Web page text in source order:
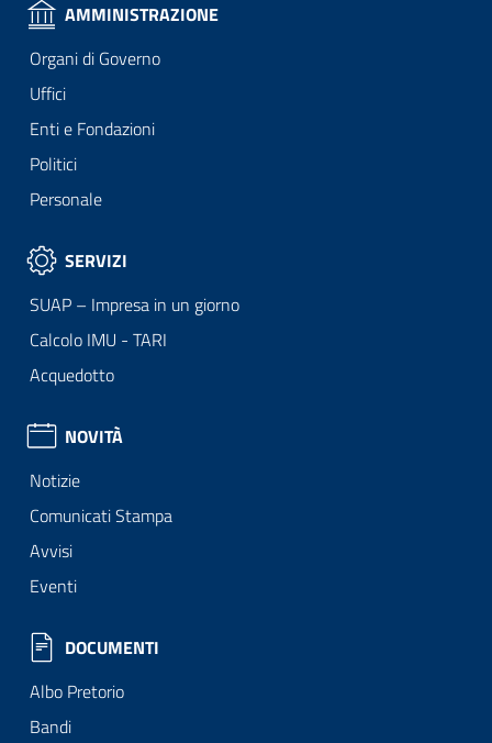
AMMINISTRAZIONE
Organi di Governo
Uffici
Enti e Fondazioni
Politici
Personale
SERVIZI
SUAP – Impresa in un giorno
Calcolo IMU - TARI
Acquedotto
NOVITÀ
Notizie
Comunicati Stampa
Avvisi
Eventi
DOCUMENTI
Albo Pretorio
Bandi